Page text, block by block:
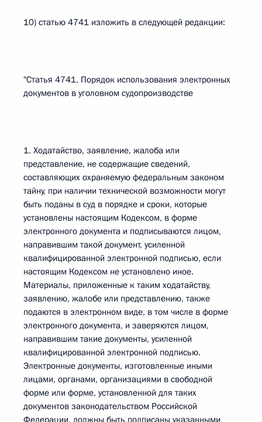
10) статью 4741 изложить в следующей редакции:
"Статья 4741. Порядок использования электронных
документов в уголовном судопроизводстве
1. Ходатайство, заявление, жалоба или
представление, не содержащие сведений,
составляющих охраняемую федеральным законом
тайну, при наличии технической возможности могут
быть поданы в суд в порядке и сроки, которые
установлены настоящим Кодексом, в форме
электронного документа и подписываются лицом,
направившим такой документ, усиленной
квалифицированной электронной подписью, если
настоящим Кодексом не установлено иное.
Материалы, приложенные к таким ходатайству,
заявлению, жалобе или представлению, также
подаются в электронном виде, в том числе в форме
электронного документа, и заверяются лицом,
направившим такие документы, усиленной
квалифицированной электронной подписью.
Электронные документы, изготовленные иными
лицами, органами, организациями в свободной
форме или форме, установленной для таких
документов законодательством Российской
Федерации, должны быть подписаны указанными